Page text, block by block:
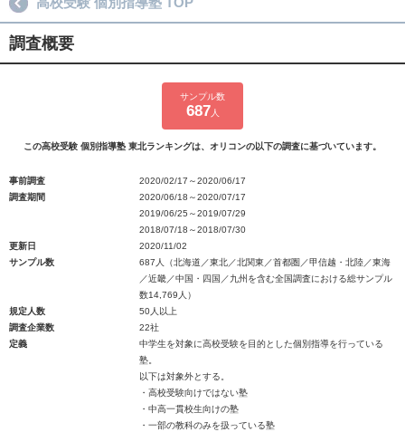
調査概要
サンプル数
687 人
この高校受験 個別指導塾 東北ランキングは、オリコンの以下の調査に基づいています。
事前調査
2020/02/17～2020/06/17
調査期間
2020/06/18～2020/07/17
2019/06/25～2019/07/29
2018/07/18～2018/07/30
更新日
2020/11/02
サンプル数
687人（北海道／東北／北関東／首都圏／甲信越・北陸／東海
／近畿／中国・四国／九州を含む全国調査における総サンプル
数14,769人）
規定人数
50人以上
調査企業数
22社
定義
中学生を対象に高校受験を目的とした個別指導を行っている
塾。
以下は対象外とする。
・高校受験向けではない塾
・中高一貫校生向けの塾
・一部の教科のみを扱っている塾